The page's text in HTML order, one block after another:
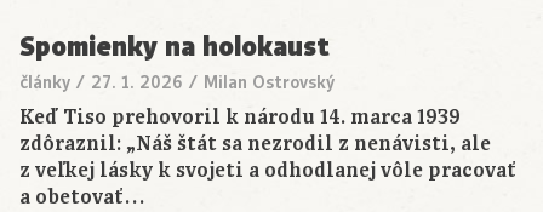
Spomienky na holokaust
články / 27. 1. 2026 / Milan Ostrovský
Keď Tiso prehovoril k národu 14. marca 1939
zdôraznil: „Náš štát sa nezrodil z nenávisti, ale
z veľkej lásky k svojeti a odhodlanej vôle pracovať
a obetovať…